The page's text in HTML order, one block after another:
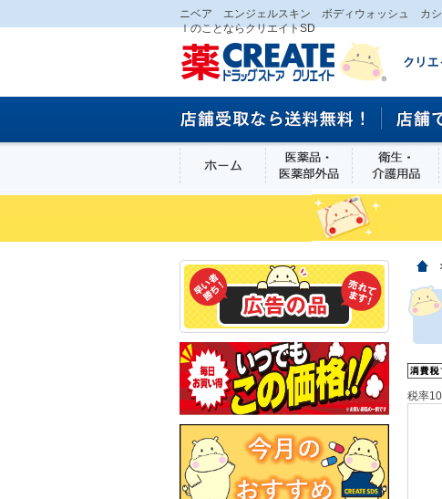
ニベア エンジェルスキン ボディウォッシュ カ
ｌのことならクリエイトSD
ホーム 医薬品・医薬部外
税率